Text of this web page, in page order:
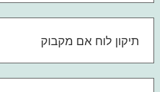
תיקון לוח אם מקבוק